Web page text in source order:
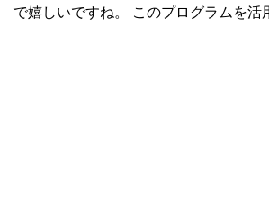
で嬉しいですね。 このプログラムを活